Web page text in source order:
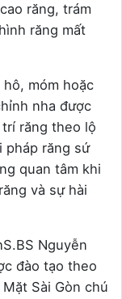
răng, trám
răng mất
móm hoặc
nha được
răng theo lộ
pháp răng sứ
quan tâm khi
và sự hài
Nguyễn
đào tạo theo
Sài Gòn chú